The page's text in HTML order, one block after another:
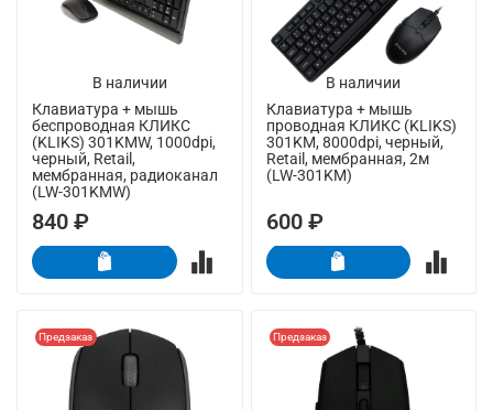
В наличии
Клавиатура + мышь
беспроводная КЛИКС
(KLIKS) 301KMW, 1000dpi,
черный, Retail,
мембранная, радиоканал
(LW-301KMW)
840 ₽
В наличии
Клавиатура + мышь
проводная КЛИКС (KLIKS)
301KM, 8000dpi, черный,
Retail, мембранная, 2м
(LW-301KM)
600 ₽
Предзаказ Предзаказ